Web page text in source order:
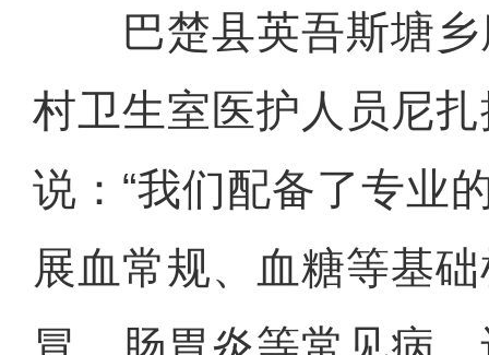
巴楚县英吾斯塘乡
村卫生室医护人员尼
说：“我们配备了专业
展血常规、血糖等基